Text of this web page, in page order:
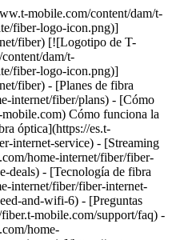
$10 más por línea al mes. Es posible que no se vea reflejado en la primera factura. __Mes por cuenta nuestra:__ oferta por tiempo limitado; sujeta a cambio. Requiere un plan de 1 Giga (o superior). Si se cancelaron líneas en los últimos 90 días, es posible que primero deban reactivarse. Se puede cancelar en cualquier momento. Máximo de 1 por cuenta. No se puede combinar con ciertas ofertas, descuentos o promociones. - ### Funciones y beneficios 100% Internet de fibra óptica Datos ilimitados Enrutador wifi incluido Instalación Incluida Extensor de red wifi según sea necesario Beneficios exclusivos con T-Mobile Tuesdays Obtén un descuento de $10 (se muestra) al inscribirte en AutoPago de Fiber __Obtén un mes por cuenta nuestra + un reembolso de $100__ LA MÁS RÁPIDA ## FIBER 2 GIG [FIBER 2 GIG](https://es.t-mobile.com) [FIBER 2 GIG](https://fiber.t-mobile.com/check-address) FIBER 2 GIG Administra tu trabajo, entretenimiento y más con nuestras velocidades más rápidas y el wifi más potente. [Verifica disponibilidad , opens in a new window](https://fiber.t-mobile.com/check-address) __Mes por cuenta nuestra:__ pasados los primeros 30 días, el plan se renueva automáticamente a la tarifa habitual ($80/mes por 2 Giga), más impuestos y cargos. __$100 de reembolso:__ vía tarjeta virtual de prepago en un plan elegible. Puede demorar 14 semanas después de la instalación. Ver términos completos ![Setenta dólares al mes con AutoPago de Fiber; más impuestos y cargos. $80/mes sin el descuento.](https://es.t-mobile.com/sdscene7/is/image/Tmusprod/fg-fiber-2-gig-11726750:16x9?fmt=png&fmt=png-alpha&qlt=99%2C0&resMode=sharp2&op_usm=1.75%2C0.3%2C2%2C0) ## FIBER 2 GIG Más impuestos y cargos aplicables. No disponible en todas las áreas. Precios basados ​​en la ubicación estimada; pueden variar según la dirección de servicio verificada. Devuelve cada dispositivo sin daños o se podría aplicar un cargo. __Extensor wifi mesh:__ incluye hasta 1 extensores mesh, según sea necesario, en función de la evaluación de un instalador profesional. El descuento en __Fiber por AutoPago__ se aplica al utilizar AutoPago con una cuenta bancaria o tarjeta de débito; de lo contrario, $10 más por línea al mes. Es posible que no se vea reflejado en la primera factura. __$100 de reembolso:__ oferta por tiempo limitado; sujeta a cambio. Requiere activación de nueva línea de Internet Fiber en plan de 2 Gigas. El pedido debe realizarse antes del 8/31/26 y la instalación hasta el 9/30/26. Si se cancelaron líneas de Internet en los últimos 90 días, es posible que deban reactivarse primero. $100 con una tarjeta virtual de prepago Mastercard; para usar por Internet o en tiendas mediante apps móviles de pago aceptadas; __no tiene acceso a dinero en efectivo y vence en 6 meses__. La tarjeta virtual es emitida por Pathward®, N.A., miembro de FDIC, conforme a una licencia de Mastercard International Incorporated. Mastercard y el diseño de los círculos son marcas registradas de Mastercard International Incorporated. No permite acceder a dinero en efectivo ni realizar pagos recurrentes. Puede utilizarse donde se acepten tarjetas de débito Mastercard por Internet, para pedidos por teléfono/correo o en tiendas que acepten billetera móvil. Válido hasta 6 meses; los fondos no utilizados se perderán después de la fecha de vencimiento válida. Se aplican términos y condiciones. La línea con promoción debe estar activa y al corriente cuando la tarjeta sea emitida. Máximo de 1/cuenta. No se puede combinar con ciertas ofertas, descuentos o promociones. __Mes por cuenta nuestra:__ oferta por tiempo limitado; sujeta a cambio. Requiere un plan de 1 Giga (o superior). Si se cancelaron líneas en los últimos 90 días, es posible que primero deban reactivarse. Se puede cancelar en cualquier momento. Máximo de 1 por cuenta. No se puede combinar con ciertas ofertas, descuentos o promociones. - ### Funciones y beneficios 100% Internet de fibra óptica Datos ilimitados Enrutador wifi incluido Instalación Incluida Extensor de red wifi según sea necesario Beneficios exclusivos con T-Mobile Tuesdays Obtén un descuento de $10 (se muestra) al inscribirte en AutoPago de Fiber [Mas info sobre planes , opens in a new window](https://es.t-mobile.com/home-internet/fiber/plans) ## Descubre los beneficios increíbles del servicio de Internet T-Mobile Fiber en Oswego, IL ## Velocidades Gigabit. Velocidades de carga y descarga de varios gigabits. Ver términos completos ![Ícono de velocidades Gigabit](https://es.t-mobile.com/sdscene7/is/image/Tmusprod/Gigabit%20Speeds%2